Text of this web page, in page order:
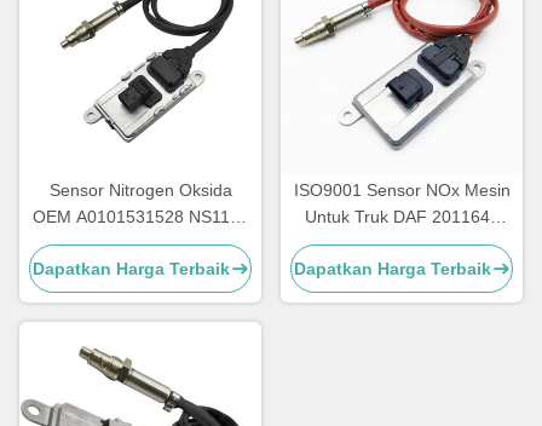
Sensor Nitrogen Oksida
OEM A0101531528 NS1110
Mercedes Actros Sensor
NOx 5WK97330A
Dapatkan Harga Terbaik
ISO9001 Sensor NOx Mesin
Untuk Truk DAF 2011649
1793379 5WK96628B
1697586
Dapatkan Harga Terbaik